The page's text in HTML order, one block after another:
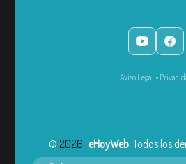
Aviso Legal •
© 2026 eHoyWeb. Todos los